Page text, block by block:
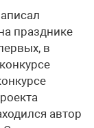
празднике
в
автор